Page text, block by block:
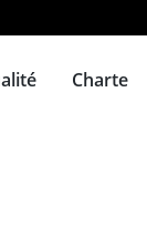
Charte